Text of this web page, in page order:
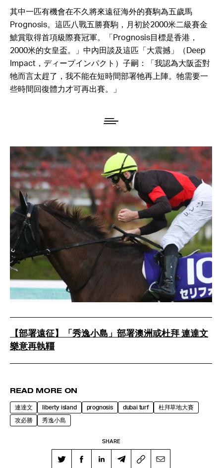
其中一匹有機會在不久將來遠征海外的賽駒為五歲馬
Prognosis。這匹八戰五勝賽駒，月初於2000米二級賽金
鯱賞取得首項級際賽冠軍。「Prognosis目標是香港，
2000米的女皇盃。」中內田談及這匹「大震撼」（Deep
Impact，ディープインパクト）子嗣：「我認為大阪盃對
牠而言太趕了，我不能在短時間部署牠再上陣。牠需要一
些時間回復體力才可再出賽。」
【部署遠征】「秀逸小島」部署澳洲或杜拜 連達文
樂意再執韁
READ MORE ON
連達文 liberty island prognosis dubai turf 杜拜草地大賽
攻必勝 秀逸小島
SHARE